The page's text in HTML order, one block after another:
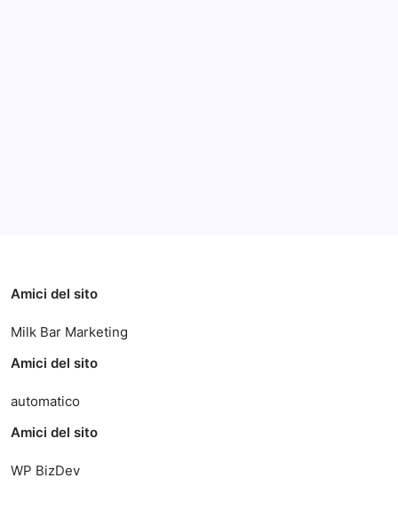
Amici del sito
Milk Bar Marketing
Amici del sito
automatico
Amici del sito
WP BizDev